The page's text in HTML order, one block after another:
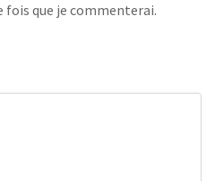
que je commenterai.